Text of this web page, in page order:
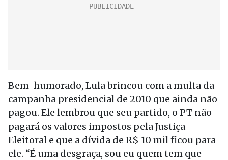
Bem-humorado, Lula brincou com a multa da
campanha presidencial de 2010 que ainda não
pagou. Ele lembrou que seu partido, o PT não
pagará os valores impostos pela Justiça
Eleitoral e que a dívida de R$ 10 mil ficou para
ele. “É uma desgraça, sou eu quem tem que